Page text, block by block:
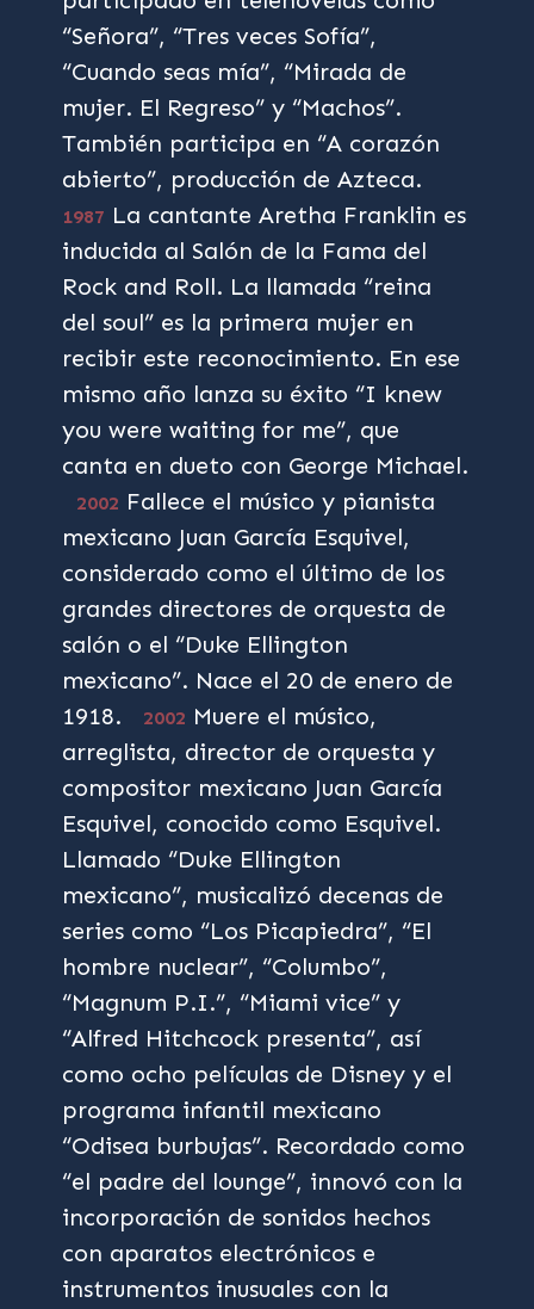
“Señora”, “Tres veces Sofía”,
“Cuando seas mía”, “Mirada de
mujer. El Regreso” y “Machos”.
También participa en “A corazón
abierto”, producción de Azteca.
1987 La cantante Aretha Franklin es
inducida al Salón de la Fama del
Rock and Roll. La llamada “reina
del soul” es la primera mujer en
recibir este reconocimiento. En ese
mismo año lanza su éxito “I knew
you were waiting for me”, que
canta en dueto con George Michael.
2002 Fallece el músico y pianista
mexicano Juan García Esquivel,
considerado como el último de los
grandes directores de orquesta de
salón o el “Duke Ellington
mexicano”. Nace el 20 de enero de
1918.
2002 Muere el músico,
arreglista, director de orquesta y
compositor mexicano Juan García
Esquivel, conocido como Esquivel.
Llamado “Duke Ellington
mexicano”, musicalizó decenas de
series como “Los Picapiedra”, “El
hombre nuclear”, “Columbo”,
“Magnum P.I.”, “Miami vice” y
“Alfred Hitchcock presenta”, así
como ocho películas de Disney y el
programa infantil mexicano
“Odisea burbujas”. Recordado como
“el padre del lounge”, innovó con la
incorporación de sonidos hechos
con aparatos electrónicos e
instrumentos inusuales con la